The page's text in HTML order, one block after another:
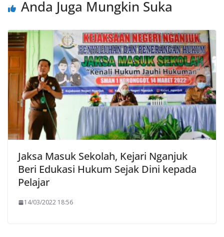
Anda Juga Mungkin Suka
Jaksa Masuk Sekolah, Kejari Nganjuk
Beri Edukasi Hukum Sejak Dini kepada
Pelajar
14/03/2022 18:56